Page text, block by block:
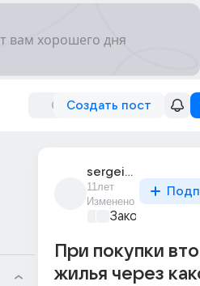
Создать пост
sergei_rybakov_994
11лет
Изменено
Закон и
При покупки
жилья через